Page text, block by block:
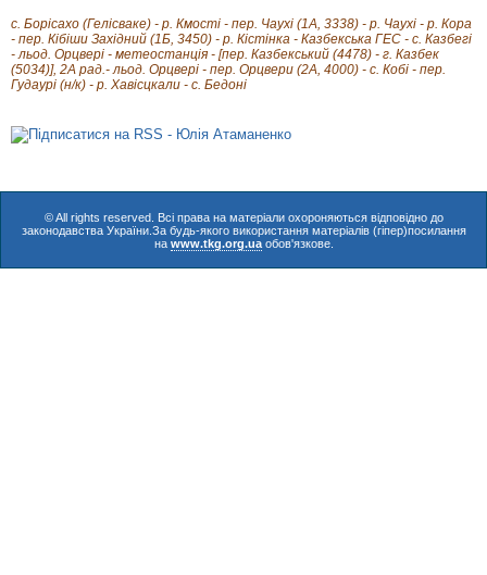
с. Борісахо (Гелісваке) - р. Кмості - пер. Чаухі (1А, 3338) - р. Чаухі - р. Кора
- пер. Кібіши Західний (1Б, 3450) - р. Кістінка - Казбекська ГЕС - с. Казбегі
- льод. Орцвері - метеостанція - [пер. Казбекський (4478) - г. Казбек
(5034)], 2А рад.- льод. Орцвері - пер. Орцвери (2А, 4000) - с. Кобі - пер.
Гудаурі (н/к) - р. Хавісцкали - с. Бедоні
© All rights reserved. Всі права на матеріали охороняються відповідно до
законодавства України.За будь-якого використання матеріалів (гіпер)посилання
на www.tkg.org.uaобов'язкове.